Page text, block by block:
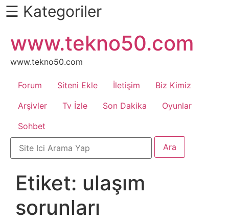
Daha
Fazlası
İçin
Kaydır
Android
Apk
Arabalar
Bankacılık
İşlemleri
☰ Kategoriler
atla
www.tekno50.com
www.tekno50.com
Forum Siteni Ekle İletişim
Biz Kimiz
Arşivler
Tv İzle Son Dakika
Oyunlar
Sohbet
Etiket: ulaşım
sorunları